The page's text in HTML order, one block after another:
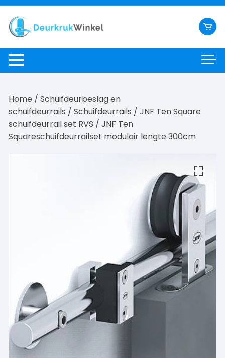
Ga
naar
inhoud
Home /Schuifdeurbeslag en
schuifdeurrails /Schuifdeurrails /JNF Ten Square
schuifdeurrail set RVS / JNF Ten
Squareschuifdeurrailset modulair lengte 300cm